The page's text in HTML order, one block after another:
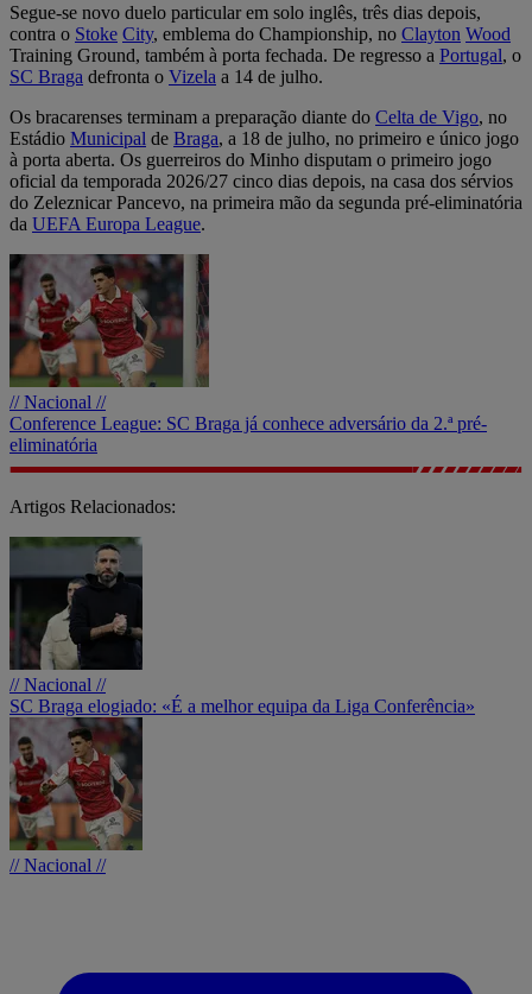
Segue-se novo duelo particular em solo inglês, três dias depois,
contra o Stoke City, emblema do Championship, no Clayton Wood
Training Ground, também à porta fechada. De regresso a Portugal, o
SC Braga defronta o Vizela a 14 de julho.
Os bracarenses terminam a preparação diante do Celta de Vigo, no
Estádio Municipal de Braga, a 18 de julho, no primeiro e único jogo
à porta aberta. Os guerreiros do Minho disputam o primeiro jogo
oficial da temporada 2026/27 cinco dias depois, na casa dos sérvios
do Zeleznicar Pancevo, na primeira mão da segunda pré-eliminatória
da UEFA Europa League.
// Nacional //
Conference League: SC Braga já conhece adversário da 2.ª pré-
eliminatória
Artigos Relacionados:
// Nacional //
SC Braga elogiado: «É a melhor equipa da Liga Conferência»
// Nacional //